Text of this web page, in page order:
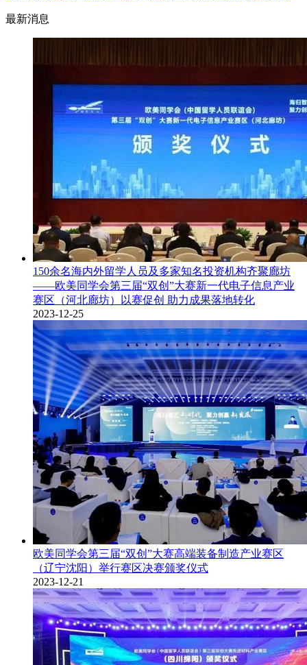
最新消息
150余名海内外留学人员及多家知名投资机构齐聚廊坊
——欧美同学会第三届“双创”大赛新一代电子信息产业
赛区（河北廊坊）以赛促创 助力成果落地转化
2023-12-25
欧美同学会第三届“双创”大赛高端装备制造产业赛区
（辽宁沈阳）举行赛区决赛颁奖仪式
2023-12-21